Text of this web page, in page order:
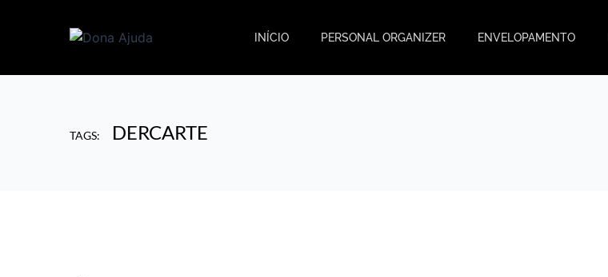
INÍCIO PERSONAL ORGANIZER ENVELOPAMENTO
TAGS: DERCARTE